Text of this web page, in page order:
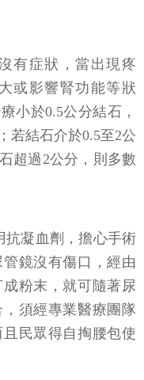
有症狀，當出現疼
或影響腎功能等狀
小於0.5公分結石，
若結石介於0.5至2公
超過2公分，則多數
抗凝血劑，擔心手術
鏡沒有傷口，經由
粉末，就可隨著尿
須經專業醫療團隊
民眾得自掏腰包使